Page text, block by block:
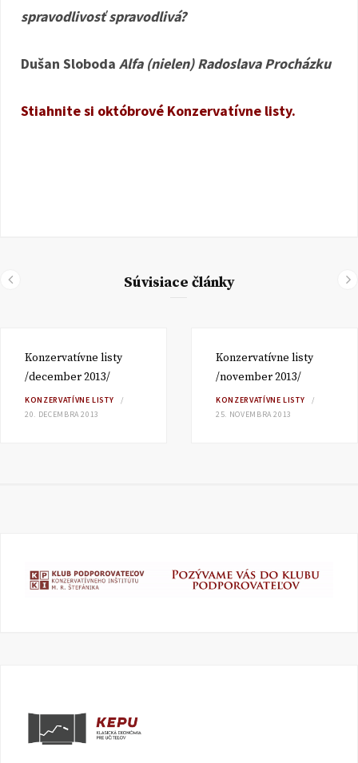
spravodlivosť spravodlivá?
Dušan Sloboda Alfa (nielen) Radoslava Procházku
Stiahnite si októbrové Konzervatívne listy.
Súvisiace články
Konzervatívne listy
/december 2013/
KONZERVATÍVNE LISTY
20. DECEMBRA 2013
Konzervatívne listy
/november 2013/
KONZERVATÍVNE LISTY
25. NOVEMBRA 2013